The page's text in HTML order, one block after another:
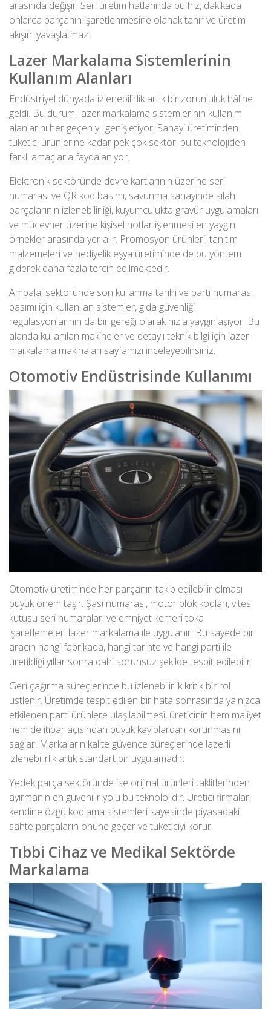
arasında değişir. Seri üretim hatlarında bu hız, dakikada
onlarca parçanın işaretlenmesine olanak tanır ve üretim
akışını yavaşlatmaz.
Lazer Markalama Sistemlerinin
Kullanım Alanları
Endüstriyel dünyada izlenebilirlik artık bir zorunluluk hâline
geldi. Bu durum, lazer markalama sistemlerinin kullanım
alanlarını her geçen yıl genişletiyor. Sanayi üretiminden
tüketici ürünlerine kadar pek çok sektör, bu teknolojiden
farklı amaçlarla faydalanıyor.
Elektronik sektöründe devre kartlarının üzerine seri
numarası ve QR kod basımı, savunma sanayinde silah
parçalarının izlenebilirliği, kuyumculukta gravür uygulamaları
ve mücevher üzerine kişisel notlar işlenmesi en yaygın
örnekler arasında yer alır. Promosyon ürünleri, tanıtım
malzemeleri ve hediyelik eşya üretiminde de bu yöntem
giderek daha fazla tercih edilmektedir.
Ambalaj sektöründe son kullanma tarihi ve parti numarası
basımı için kullanılan sistemler, gıda güvenliği
regülasyonlarının da bir gereği olarak hızla yaygınlaşıyor. Bu
alanda kullanılan makineler ve detaylı teknik bilgi için lazer
markalama makinaları sayfamızı inceleyebilirsiniz.
Otomotiv Endüstrisinde Kullanımı
Otomotiv üretiminde her parçanın takip edilebilir olması
büyük önem taşır. Şasi numarası, motor blok kodları, vites
kutusu seri numaraları ve emniyet kemeri toka
işaretlemeleri lazer markalama ile uygulanır. Bu sayede bir
aracın hangi fabrikada, hangi tarihte ve hangi parti ile
üretildiği yıllar sonra dahi sorunsuz şekilde tespit edilebilir.
Geri çağırma süreçlerinde bu izlenebilirlik kritik bir rol
üstlenir. Üretimde tespit edilen bir hata sonrasında yalnızca
etkilenen parti ürünlere ulaşılabilmesi, üreticinin hem maliyet
hem de itibar açısından büyük kayıplardan korunmasını
sağlar. Markaların kalite güvence süreçlerinde lazerli
izlenebilirlik artık standart bir uygulamadır.
Yedek parça sektöründe ise orijinal ürünleri taklitlerinden
ayırmanın en güvenilir yolu bu teknolojidir. Üretici firmalar,
kendine özgü kodlama sistemleri sayesinde piyasadaki
sahte parçaların önüne geçer ve tüketiciyi korur.
Tıbbi Cihaz ve Medikal Sektörde
Markalama